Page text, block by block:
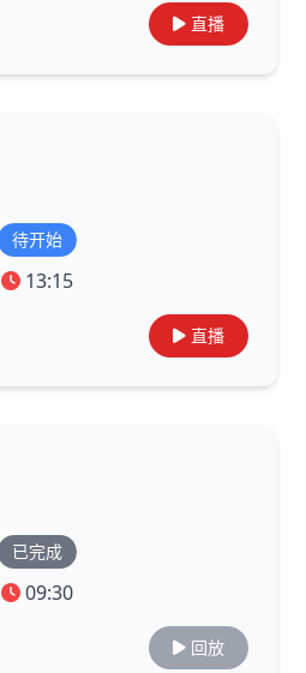
直播
待开始
13:15
直播
已完成
09:30
回放